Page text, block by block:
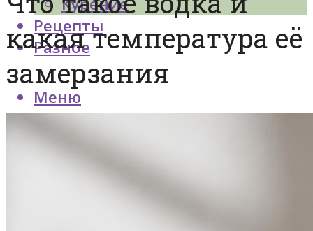
Рецепты
Разное
Меню
какая температура её
замерзания